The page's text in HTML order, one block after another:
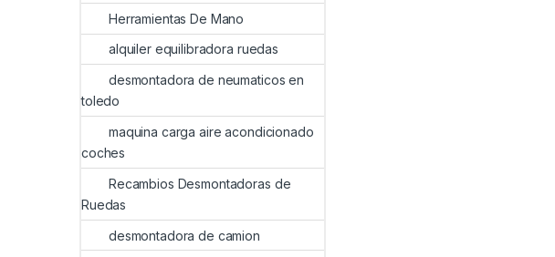
Herramientas De Mano
alquiler equilibradora ruedas
desmontadora de neumaticos en
toledo
maquina carga aire acondicionado
coches
Recambios Desmontadoras de
Ruedas
desmontadora de camion